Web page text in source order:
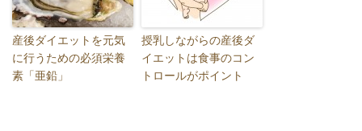
産後ダイエットを元気
に行うための必須栄養
素「亜鉛」
授乳しながらの産後ダ
イエットは食事のコン
トロールがポイント